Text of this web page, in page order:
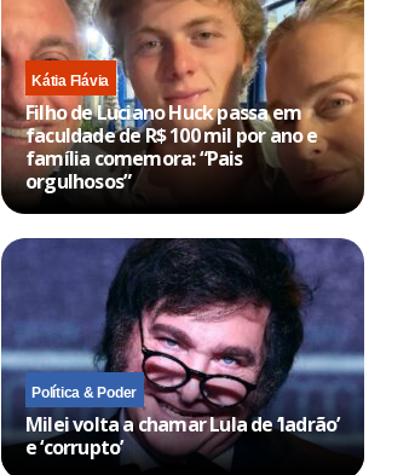
Kátia Flávia
Filho de Luciano Huck passa em
faculdade de R$ 100 mil por ano e
família comemora: “Pais
orgulhosos”
Política & Poder
Milei volta a chamar Lula de ‘ladrão’
e ‘corrupto’